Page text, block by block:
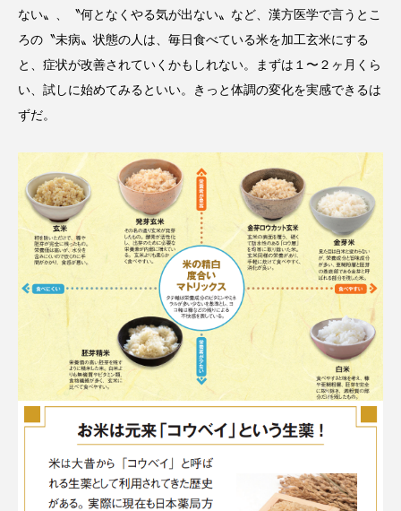
ない〟、〝何となくやる気が出ない〟など、漢方医学で言うとこ
ろの〝未病〟状態の人は、毎日食べている米を加工玄米にする
と、症状が改善されていくかもしれない。まずは１〜２ヶ月くら
い、試しに始めてみるといい。きっと体調の変化を実感できるは
ずだ。